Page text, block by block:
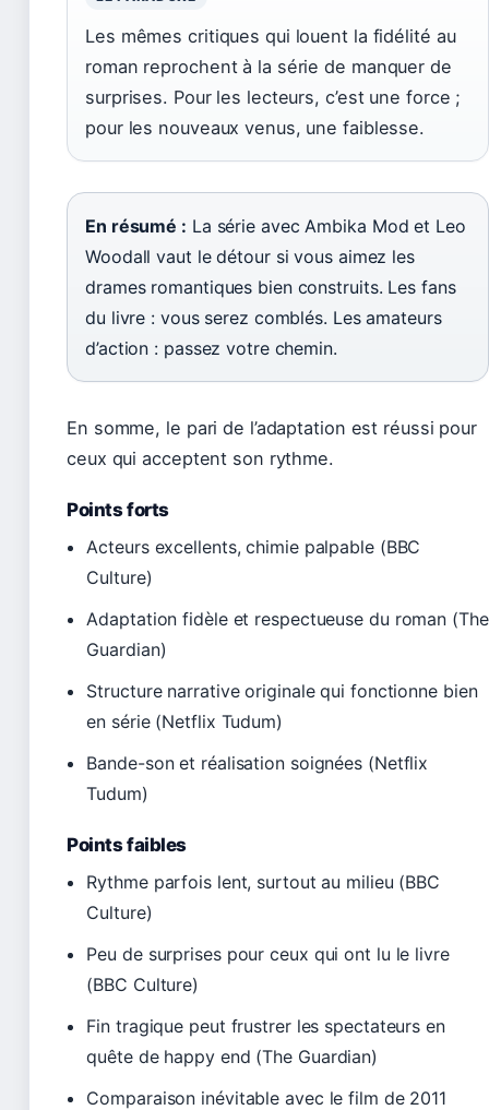
Les mêmes critiques qui louent la fidélité au
roman reprochent à la série de manquer de
surprises. Pour les lecteurs, c’est une force ;
pour les nouveaux venus, une faiblesse.
En résumé : La série avec Ambika Mod et Leo
Woodall vaut le détour si vous aimez les
drames romantiques bien construits. Les fans
du livre : vous serez comblés. Les amateurs
d’action : passez votre chemin.
En somme, le pari de l’adaptation est réussi pour
ceux qui acceptent son rythme.
Points forts
Acteurs excellents, chimie palpable (BBC
Culture)
Adaptation fidèle et respectueuse du roman (The
Guardian)
Structure narrative originale qui fonctionne bien
en série (Netflix Tudum)
Bande-son et réalisation soignées (Netflix
Tudum)
Points faibles
Rythme parfois lent, surtout au milieu (BBC
Culture)
Peu de surprises pour ceux qui ont lu le livre
(BBC Culture)
Fin tragique peut frustrer les spectateurs en
quête de happy end (The Guardian)
Comparaison inévitable avec le film de 2011